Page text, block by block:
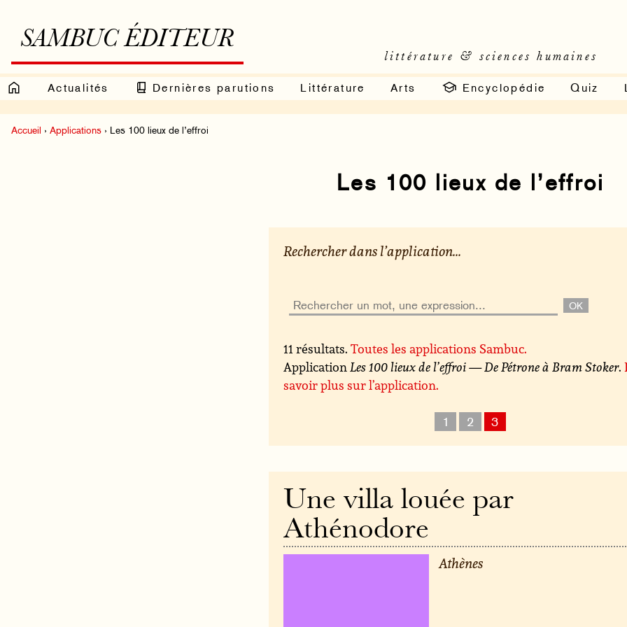
SAMBUC ÉDITEUR
littérature & sciences humaines
Actualités Dernières parutions Littérature Arts Encyclopédie Quiz
Accueil › Applications › Les 100 lieux de l’effroi
Les 100 lieux de l’effroi
Rechercher dans l’application...
11 résultats.Toutes les applications Sambuc.
ApplicationLes 100 lieux de l’effroi — De Pétrone à Bram Stoker.
savoir plus sur l’application.
1 2 3
Une villa louée par
Athénodore
Athènes